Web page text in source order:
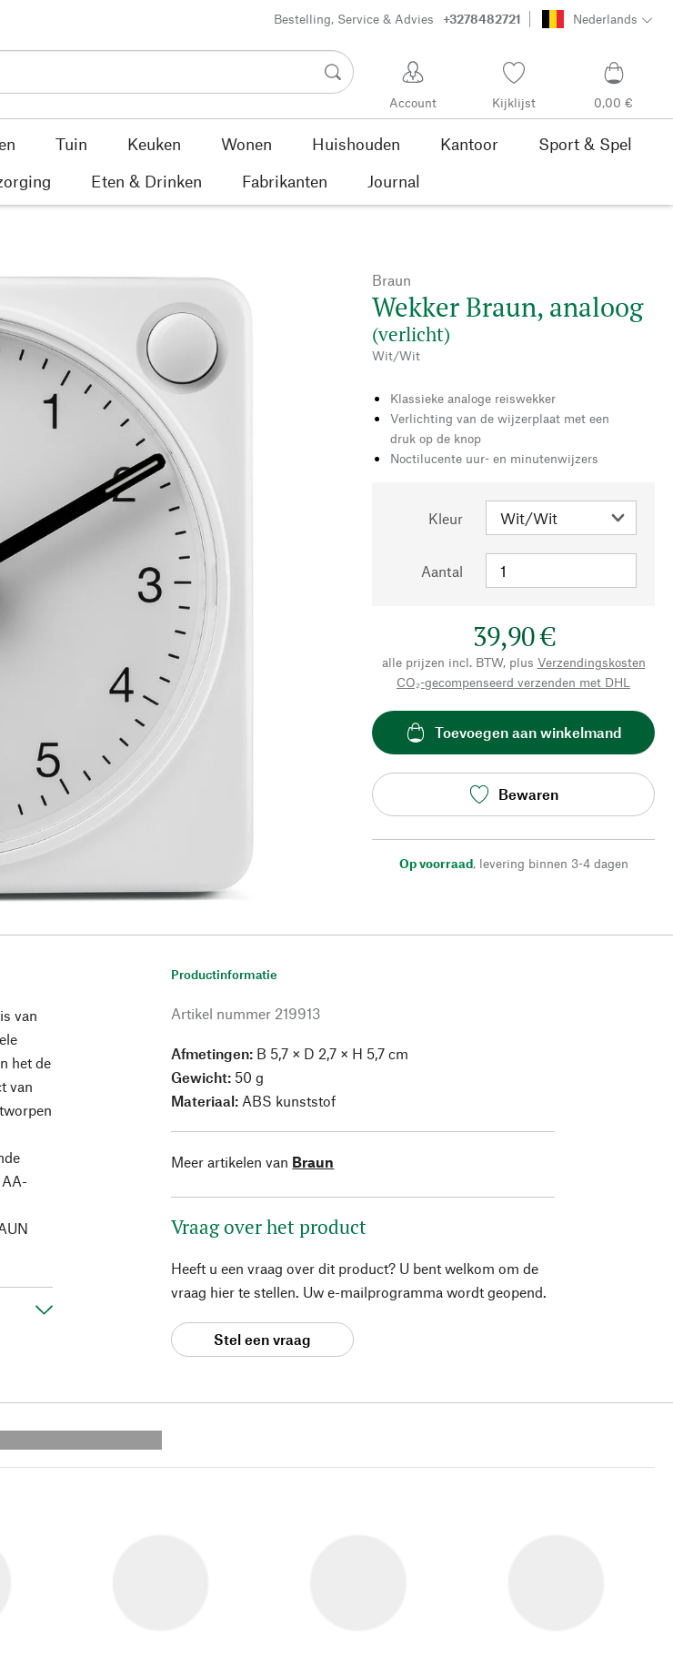
Bestelling, Service & Advies +3278482721 Nederlands
Account Kijklijst 0,00 €
Tuin Keuken Wonen Huishouden Kantoor
Sport & Spel
Eten & Drinken Fabrikanten Journal
Braun
Wekker Braun, analoog
(verlicht)
Wit/Wit
Klassieke analoge reiswekker
Verlichting van de wijzerplaat met een
druk op de knop
Noctilucente uur- en minutenwijzers
Kleur
Aantal
39,90 €
alle prijzen incl. BTW, plus Verzendingskosten
CO₂-gecompenseerd verzenden met DHL
Toevoegen aan winkelmand
Bewaren
Op voorraad, levering binnen 3-4 dagen
van
het de
van
Productinformatie
Artikel nummer 219913
Afmetingen: B 5,7 × D 2,7 × H 5,7 cm
Gewicht: 50 g
Materiaal: ABS kunststof
Meer artikelen van Braun
Vraag over het product
Heeft u een vraag over dit product? U bent welkom om de
vraag hier te stellen. Uw e-mailprogramma wordt geopend.
Stel een vraag